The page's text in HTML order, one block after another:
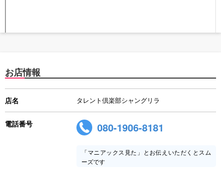
お店情報
店名 タレント倶楽部シャングリラ
電話番号 080-1906-8181
「マニアックス見た」とお伝えいただくとスム
ーズです